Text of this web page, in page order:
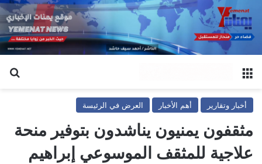
أخبار وتقارير أهم الأخبار العرض في الرئيسة
مثقفون يمنيون يناشدون بتوفير منحة
علاجية للمثقف الموسوعي إبراهيم